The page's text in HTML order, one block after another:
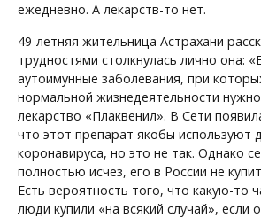
ежедневно. А лекарств-то нет.
49-летняя жительница Астрахани
трудностями столкнулась лично она:
аутоимунные заболевания, при
нормальной жизнедеятельности
лекарство «Плаквенил». В Сети
что этот препарат якобы используют
коронавируса, но это не так. Однако
полностью исчез, его в России не
Есть вероятность того, что какую-то
люди купили «на всякий случай», если